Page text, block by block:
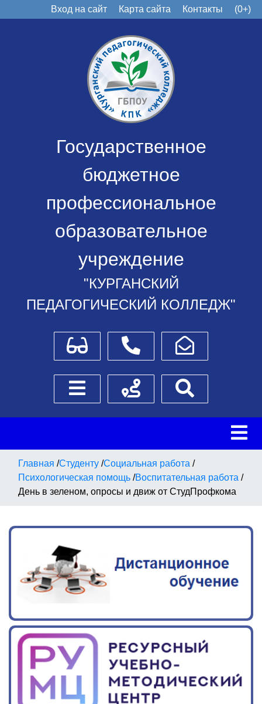
Вход на сайт Карта сайта Контакты (0+)
Государственное
бюджетное
профессиональное
образовательное
учреждение
"КУРГАНСКИЙ
ПЕДАГОГИЧЕСКИЙ КОЛЛЕДЖ"
Для слабовидящихТелефоныНаписать обращение
Боковое менюСхема проезда
Главная /Студенту /Социальная работа /
Психологическая помощь /Воспитательная работа /
День в зеленом, опросы и движ от СтудПрофкома